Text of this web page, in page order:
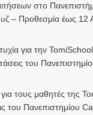
στο
– Προθεσμία έως 12
για την
του
τους μαθητές της
του Πανεπιστημίου